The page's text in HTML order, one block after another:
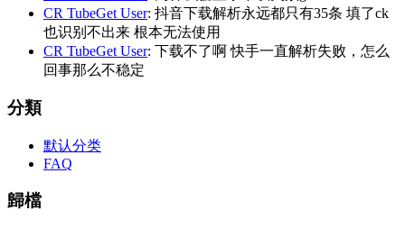
CR TubeGet User: 抖音下载解析永远都只有35条 填了ck
也识别不出来 根本无法使用
CR TubeGet User: 下载不了啊 快手一直解析失败，怎么
回事那么不稳定
分類
默认分类
FAQ
歸檔